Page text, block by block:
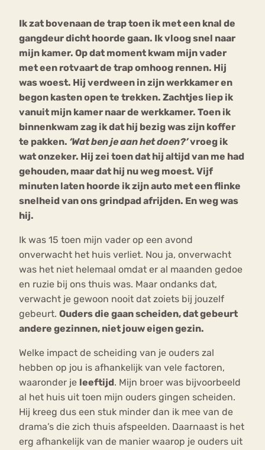
Ik zat bovenaan de trap toen ik met een knal de
gangdeur dicht hoorde gaan. Ik vloog snel naar
mijn kamer. Op dat moment kwam mijn vader
met een rotvaart de trap omhoog rennen. Hij
was woest. Hij verdween in zijn werkkamer en
begon kasten open te trekken. Zachtjes liep ik
vanuit mijn kamer naar de werkkamer. Toen ik
binnenkwam zag ik dat hij bezig was zijn koffer
te pakken. ‘Wat ben je aan het doen?’vroeg ik
wat onzeker. Hij zei toen dat hij altijd van me had
gehouden, maar dat hij nu weg moest. Vijf
minuten laten hoorde ik zijn auto met een flinke
snelheid van ons grindpad afrijden. En weg was
hij.
Ik was 15 toen mijn vader op een avond
onverwacht het huis verliet. Nou ja, onverwacht
was het niet helemaal omdat er al maanden gedoe
en ruzie bij ons thuis was. Maar ondanks dat,
verwacht je gewoon nooit dat zoiets bij jouzelf
gebeurt. Ouders die gaan scheiden, dat gebeurt
andere gezinnen, niet jouw eigen gezin.
Welke impact de scheiding van je ouders zal
hebben op jou is afhankelijk van vele factoren,
waaronder je leeftijd. Mijn broer was bijvoorbeeld
al het huis uit toen mijn ouders gingen scheiden.
Hij kreeg dus een stuk minder dan ik mee van de
drama’s die zich thuis afspeelden. Daarnaast is het
erg afhankelijk van de manier waarop je ouders uit
Chat
Forum
Bouli
mia
Nerv
osa
Eetstoornis Anorexia Nervosa
Eetbuien Piekeren Sport
Trauma
Orthorexia
Afvallen Angst